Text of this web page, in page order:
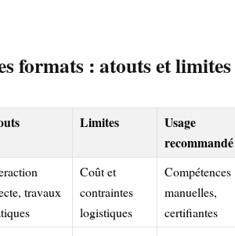
formats : atouts et limites
Limites
Usage
recommandé
travaux
Coût et
contraintes
logistiques
Compétences
manuelles,
certifiantes